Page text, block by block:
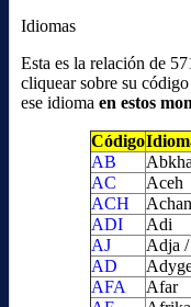
Idiomas
Esta es la relación de
cliquear sobre su
ese idioma en estos
Código
AB
AC
Aceh
ACH
ADI
Adi
AJ
Adja
AD
AFA
Afar